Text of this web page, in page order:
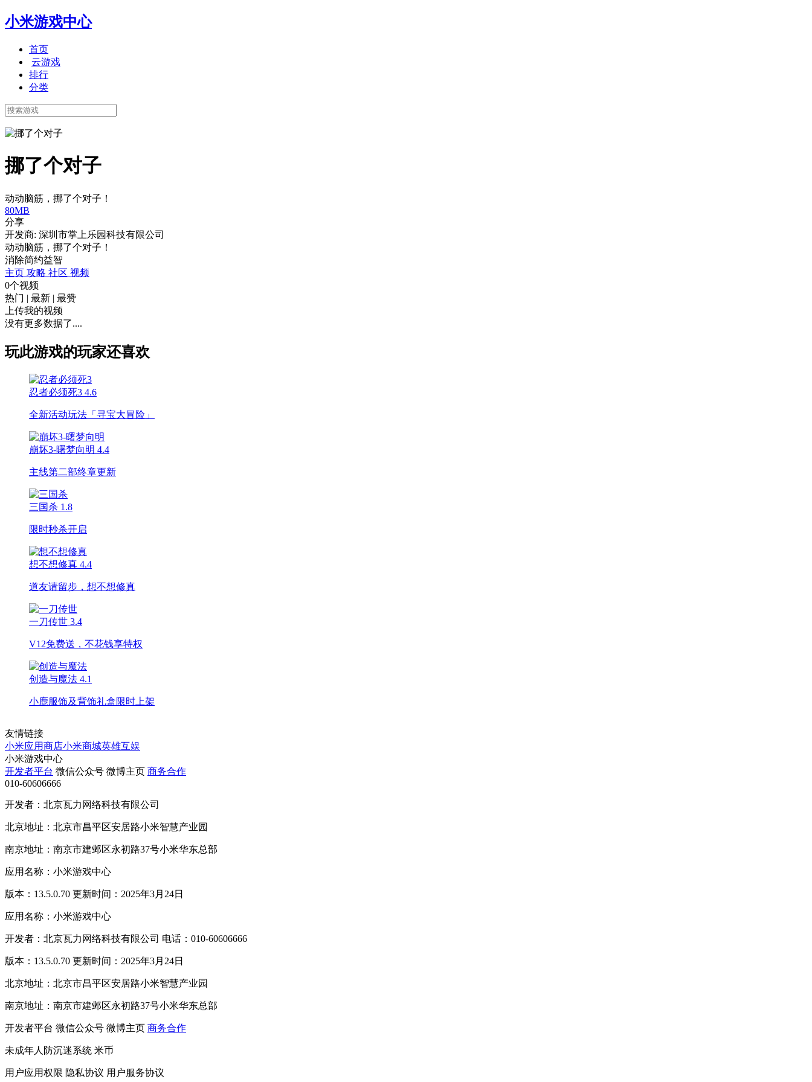
小米游戏中心
首页
云游戏
排行
分类
挪了个对子
动动脑筋，挪了个对子！
80MB
分享
开发商: 深圳市掌上乐园科技有限公司
动动脑筋，挪了个对子！
消除简约益智
主页 攻略 社区 视频
0个视频
热门 | 最新 | 最赞
上传我的视频
没有更多数据了....
玩此游戏的玩家还喜欢
忍者必须死3 4.6
全新活动玩法「寻宝大冒险」
崩坏3-曙梦向明 4.4
主线第二部终章更新
三国杀 1.8
限时秒杀开启
想不想修真 4.4
道友请留步，想不想修真
一刀传世 3.4
V12免费送，不花钱享特权
创造与魔法 4.1
小鹿服饰及背饰礼盒限时上架
友情链接
小米应用商店小米商城英雄互娱
小米游戏中心
开发者平台 微信公众号 微博主页 商务合作
010-60606666
开发者：北京瓦力网络科技有限公司
北京地址：北京市昌平区安居路小米智慧产业园
南京地址：南京市建邺区永初路37号小米华东总部
应用名称：小米游戏中心
版本：13.5.0.70 更新时间：2025年3月24日
应用名称：小米游戏中心
开发者：北京瓦力网络科技有限公司 电话：010-60606666
版本：13.5.0.70 更新时间：2025年3月24日
北京地址：北京市昌平区安居路小米智慧产业园
南京地址：南京市建邺区永初路37号小米华东总部
开发者平台 微信公众号 微博主页 商务合作
未成年人防沉迷系统 米币
用户应用权限 隐私协议 用户服务协议